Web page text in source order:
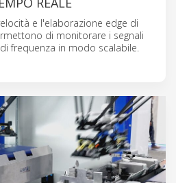
e l'elaborazione edge di
di monitorare i segnali
frequenza in modo scalabile.